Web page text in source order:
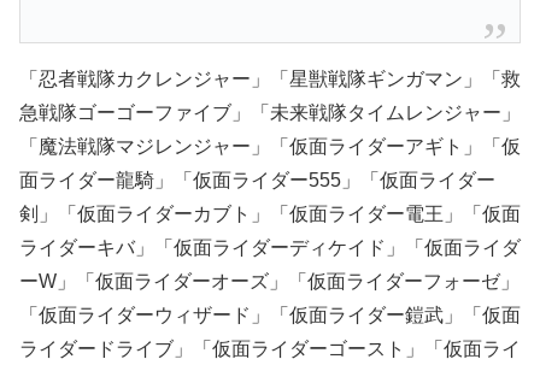
「忍者戦隊カクレンジャー」「星獣戦隊ギンガマン」「救
急戦隊ゴーゴーファイブ」「未来戦隊タイムレンジャー」
「魔法戦隊マジレンジャー」「仮面ライダーアギト」「仮
面ライダー龍騎」「仮面ライダー555」「仮面ライダー
剣」「仮面ライダーカブト」「仮面ライダー電王」「仮面
ライダーキバ」「仮面ライダーディケイド」「仮面ライダ
ーW」「仮面ライダーオーズ」「仮面ライダーフォーゼ」
「仮面ライダーウィザード」「仮面ライダー鎧武」「仮面
ライダードライブ」「仮面ライダーゴースト」「仮面ライ